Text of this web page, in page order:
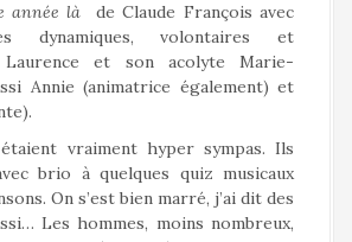
année là de Claude François avec
dynamiques, volontaires et
Laurence et son acolyte Marie-
Annie (animatrice également) et
vraiment hyper sympas. Ils
brio à quelques quiz musicaux
On s’est bien marré, j’ai dit des
Les hommes, moins nombreux,